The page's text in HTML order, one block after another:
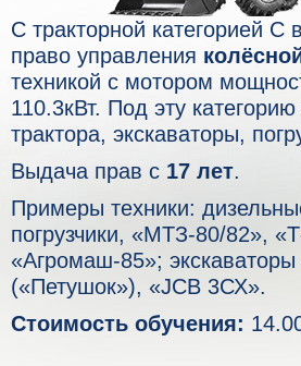
С тракторной категорией C
право управления
техникой с мотором
110.3кВт. Под эту
трактора, экскаваторы,
Выдача прав с 17 лет.
Примеры техники:
погрузчики, «МТЗ-80/82»,
«Агромаш-85»;
(«Петушок»), «JCB 3СХ».
Стоимость обучения: